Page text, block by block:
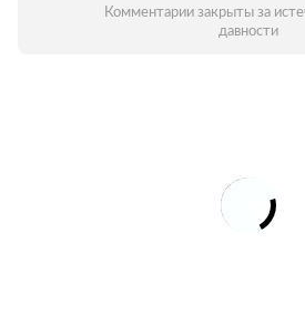
Комментарии закрыты за
давности